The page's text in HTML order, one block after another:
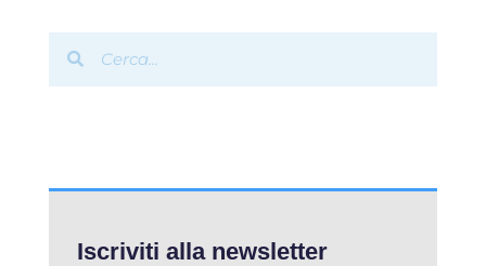
Iscriviti alla newsletter